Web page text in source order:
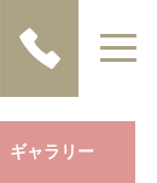
ギャラリー